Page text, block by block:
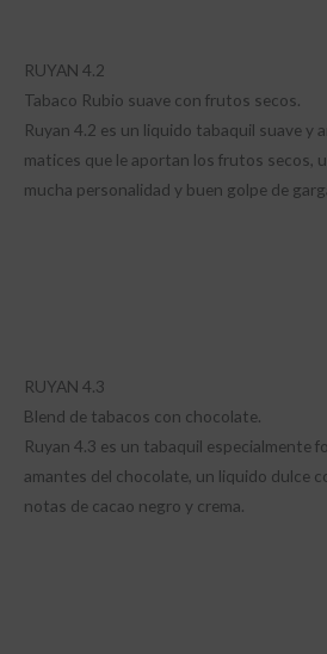
RUYAN 4.2
Tabaco Rubio suave con frutos secos.
Ruyan 4.2 es un liquido tabaquil suave y
matices que le aportan los frutos secos,
mucha personalidad y buen golpe de
RUYAN 4.3
Blend de tabacos con chocolate.
Ruyan 4.3 es un tabaquil especialmente
amantes del chocolate, un liquido dulce
notas de cacao negro y crema.